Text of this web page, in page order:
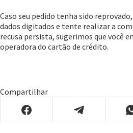
Caso seu pedido tenha sido
dados digitados e tente realizar a
recusa persista, sugerimos que você
operadora do cartão de crédito.
Compartilhar